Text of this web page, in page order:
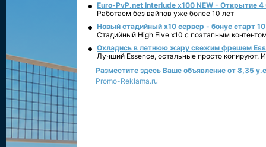
Euro-PvP.net Interlude х100 NEW - Открытие 4
Работаем без вайпов уже более 10 лет
Новый стадийный х10 сервер - бонус старт
Стадийный High Five x10 с поэтапным
Охладись в летнюю жару свежим фрешем
Лучший Essence, остальные просто копируют.
Разместите здесь Ваше объявление от 8,35
Promo-Reklama.ru